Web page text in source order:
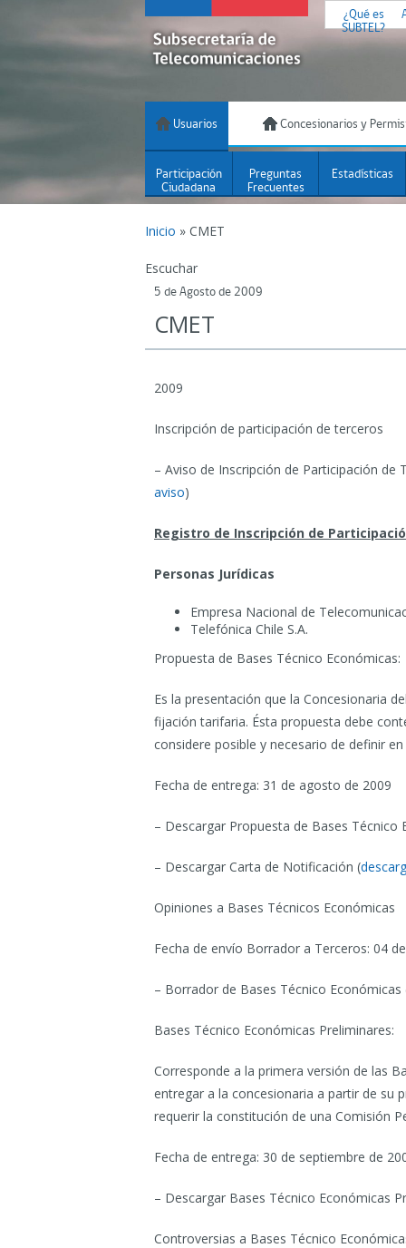
¿Qué es
SUBTEL?
Usuarios Concesionarios y
Participación
Ciudadana
Preguntas
Frecuentes
Estadísticas
Inicio » CMET
Escuchar
5 de Agosto de 2009
CMET
2009
Inscripción de participación de terceros
– Aviso de Inscripción de Participación
aviso)
Registro de Inscripción de
Personas Jurídicas
Empresa Nacional de
Telefónica Chile S.A.
Propuesta de Bases Técnico Económicas:
Es la presentación que la Concesionaria
fijación tarifaria. Ésta propuesta debe
considere posible y necesario de definir
Fecha de entrega: 31 de agosto de 2009
– Descargar Propuesta de Bases Técnico
– Descargar Carta de Notificación (
Opiniones a Bases Técnicos Económicas
Fecha de envío Borrador a Terceros: 04
– Borrador de Bases Técnico Económicas
Bases Técnico Económicas Preliminares:
Corresponde a la primera versión de las
entregar a la concesionaria a partir de su
requerir la constitución de una Comisión
Fecha de entrega: 30 de septiembre de
– Descargar Bases Técnico Económicas
Controversias a Bases Técnico